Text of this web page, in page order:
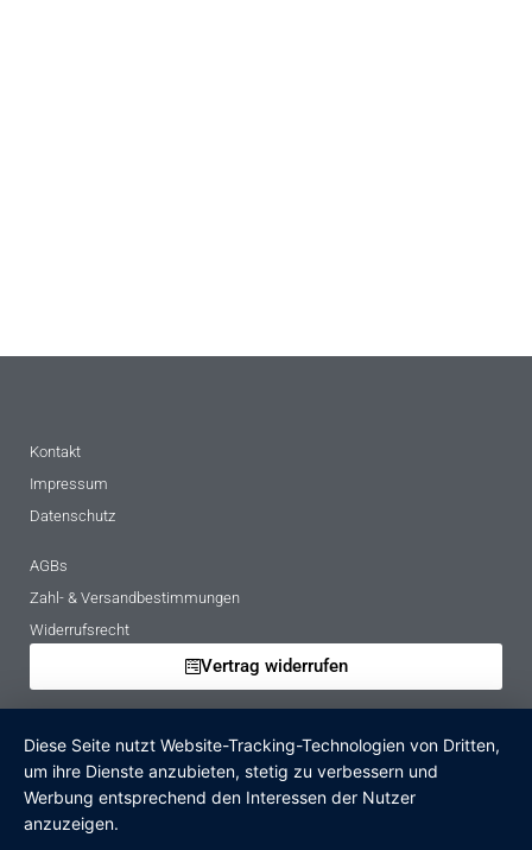
Kontakt
Impressum
Datenschutz
AGBs
Zahl- & Versandbestimmungen
Widerrufsrecht
Vertrag widerrufen
Hinweise zur Batterieentsorgung
Altgeräteverordnung
Verpackungsregister
Diese Seite nutzt Website-Tracking-Technologien von Dritten,
um ihre Dienste anzubieten, stetig zu verbessern und
Werbung entsprechend den Interessen der Nutzer
anzuzeigen.